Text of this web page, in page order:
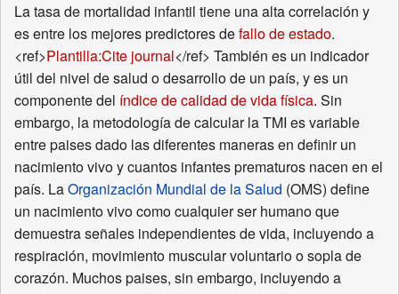
La tasa de mortalidad infantil tiene una alta correlación y
es entre los mejores predictores defallo de estado.
<ref>Plantilla:Cite journal</ref> También es un indicador
útil del nivel de salud o desarrollo de un país, y es un
componente del índice de calidad de vida física. Sin
embargo, la metodología de calcular la TMI es variable
entre paises dado las diferentes maneras en definir un
nacimiento vivo y cuantos infantes prematuros nacen en el
país. LaOrganización Mundial de la Salud (OMS) define
un nacimiento vivo como cualquier ser humano que
demuestra señales independientes de vida, incluyendo a
respiración, movimiento muscular voluntario o sopla de
corazón. Muchos paises, sin embargo, incluyendo a